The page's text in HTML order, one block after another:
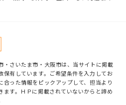
・さいたま市・大阪市は、当サイトに掲載
保有しています。ご希望条件を入力してお
合った情報をピックアップして、担当より
す。ＨＰに掲載されていないからと諦め